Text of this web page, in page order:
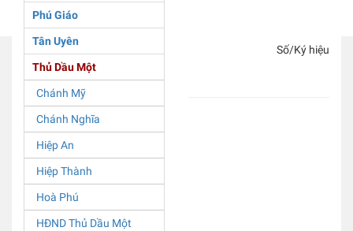
Phú Giáo
Tân Uyên
Thủ Dầu Một
Chánh Mỹ
Chánh Nghĩa
Hiệp An
Hiệp Thành
Hoà Phú
HĐND Thủ Dầu Một
Số/Ký hiệu